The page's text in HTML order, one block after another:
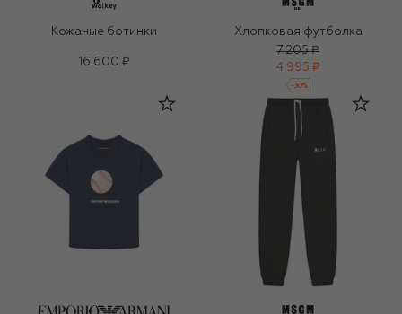
Кожаные ботинки
16 600 ₽
Хлопковая футболка
7 205 ₽
4 995 ₽
-30%